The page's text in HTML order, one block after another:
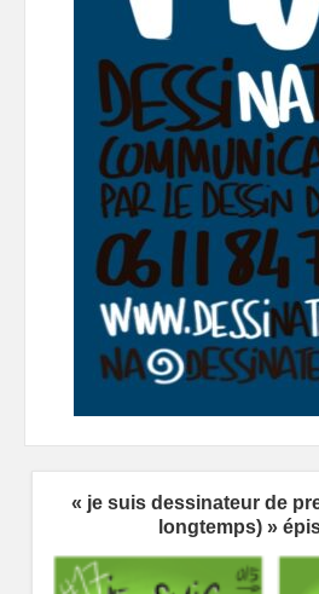
« je suis dessinateur de
longtemps) »